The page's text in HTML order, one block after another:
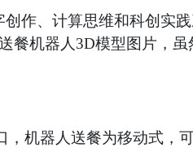
作、计算思维和科创实
餐机器人3D模型图片，
机器人送餐为移动式，